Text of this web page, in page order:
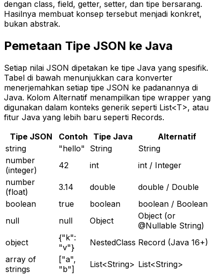
dengan class, field, getter, setter, dan tipe bersarang.
Hasilnya membuat konsep tersebut menjadi konkret,
bukan abstrak.
Pemetaan Tipe JSON ke Java
Setiap nilai JSON dipetakan ke tipe Java yang spesifik.
Tabel di bawah menunjukkan cara konverter
menerjemahkan setiap tipe JSON ke padanannya di
Java. Kolom Alternatif menampilkan tipe wrapper yang
digunakan dalam konteks generik seperti List<T>, atau
fitur Java yang lebih baru seperti Records.
Tipe JSON
Contoh Tipe Java
Alternatif
string
"hello" String
String
number
(integer)
42 int
int / Integer
number
(float)
3.14 double
double / Double
boolean
true boolean
boolean / Boolean
null
null Object
Object (or
@Nullable String)
object
{"k":
"v"}
NestedClass Record (Java 16+)
array of
strings
["a",
"b"]
List<String> List<String>